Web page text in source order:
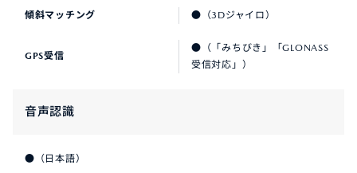
傾斜マッチング ●（3Dジャイロ）
GPS受信
●（「みちびき」「GLONASS
受信対応」）
音声認識
●（日本語）